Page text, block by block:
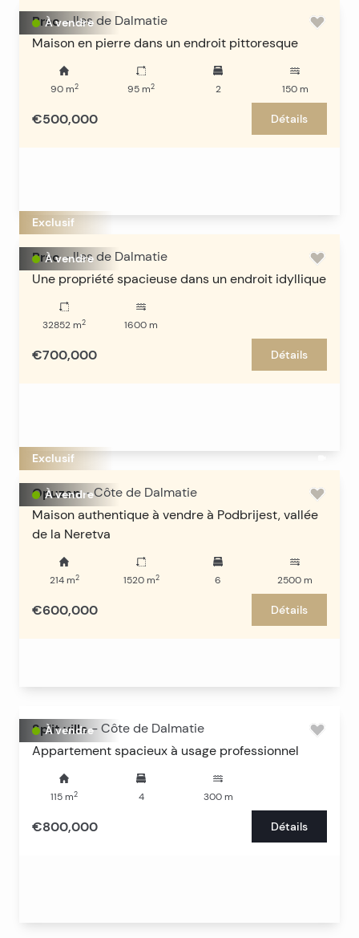
À vendre
Brac - Iles de Dalmatie
Maison en pierre dans un endroit pittoresque
90m2 95 m2 2 150m
€500,000 Détails
À vendre
Exclusif
Brac - Iles de Dalmatie
Une propriété spacieuse dans un endroit idyllique
32852 m2 1600 m
€700,000 Détails
À vendre
Exclusif
Opuzen - Côte de Dalmatie
Maison authentique à vendre à Podbrijest, vallée
de la Neretva
214m2 1520m2 6 2500 m
€600,000 Détails
À vendre
Split ville - Côte de Dalmatie
Appartement spacieux à usage professionnel
115 m2 4 300m
€800,000 Détails